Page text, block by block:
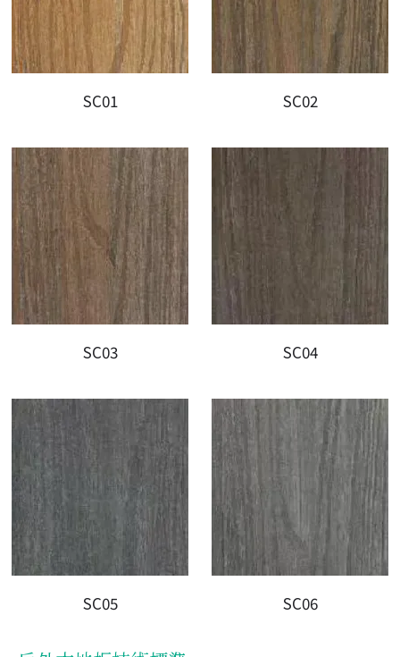
SC01 SC02
SC03 SC04
SC05 SC06